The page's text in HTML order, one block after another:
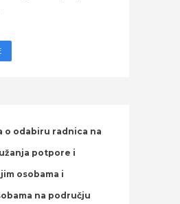
o odabiru radnica na
potpore i
osobama i
na području